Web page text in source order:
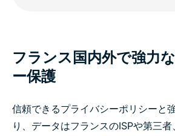
フランス国内外で強力
ー保護
信頼できるプライバシーポリシーと
り、データはフランスのISPや第三